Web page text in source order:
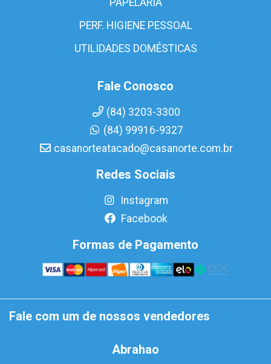
PAPELARIA
PERF. HIGIENE PESSOAL
UTILIDADES DOMÉSTICAS
Fale Conosco
(84) 3203-3300
(84) 99916-9327
casanorteatacado@casanorte.com.br
Redes Sociais
Instagram
Facebook
Formas de Pagamento
Fale com um de nossos vendedores
Abrahao